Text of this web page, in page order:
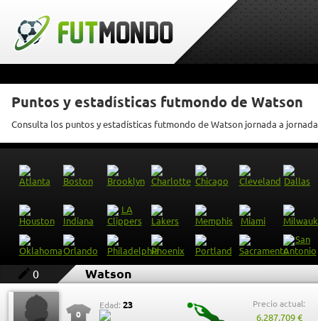
Puntos y estadísticas futmondo de Watson
Consulta los puntos y estadísticas futmondo de Watson jornada a jornada
0 Watson
0
Edad: 23 Precio actual:
6.287.709 €